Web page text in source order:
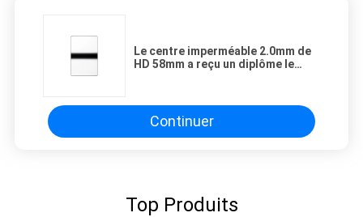
Le centre imperméable 2.0mm de
HD 58mm a reçu un diplôme le
Continuer
Top Produits